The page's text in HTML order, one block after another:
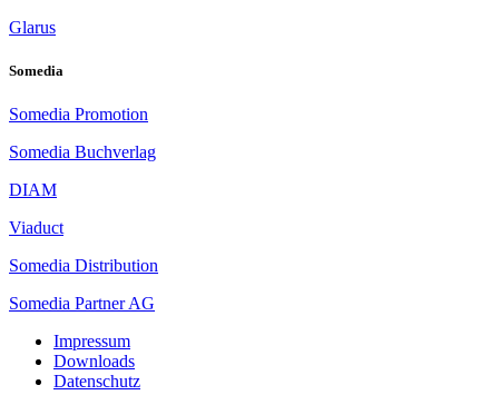
Glarus
Somedia
Somedia Promotion
Somedia Buchverlag
DIAM
Viaduct
Somedia Distribution
Somedia Partner AG
Impressum
Downloads
Datenschutz